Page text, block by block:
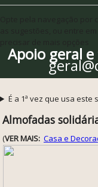
Apoio geral
É a 1ª vez que usa este
Almofadas
(VER MAIS: Casa e